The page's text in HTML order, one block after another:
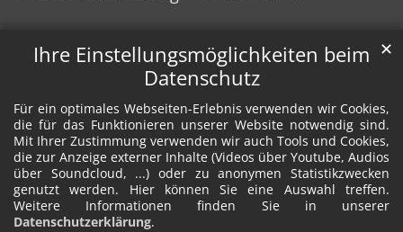
Ihre Einstellungsmöglichkeiten beim
Datenschutz
Für ein optimales Webseiten-Erlebnis verwenden wir Cookies,
die für das Funktionieren unserer Website notwendig sind.
Mit Ihrer Zustimmung verwenden wir auch Tools und Cookies,
die zur Anzeige externer Inhalte (Videos über Youtube, Audios
über Soundcloud, ...) oder zu anonymen Statistikzwecken
genutzt werden. Hier können Sie eine Auswahl treffen.
Weitere Informationen finden Sie in unserer
Datenschutzerklärung.
✕